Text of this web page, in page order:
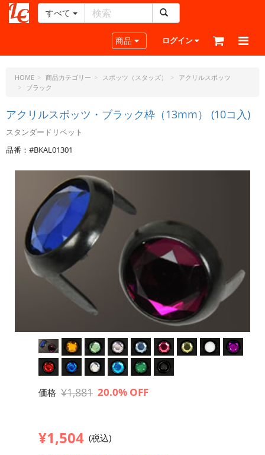
ー
ラ
フ
ド
ッ
ト・
ジ
すべて
Toggle navigation
商品 ログイン
HOME 商品カテゴリー スポッツ（スタッズ）
アクリルスポッツ
ブラック
アクリルスポッツ・ブラック枠（13mm） (10コ入)
スタンダードリベット
品番：#BKAL01301
価格 ¥1,881 20.0% OFF
¥1,504 (税込)